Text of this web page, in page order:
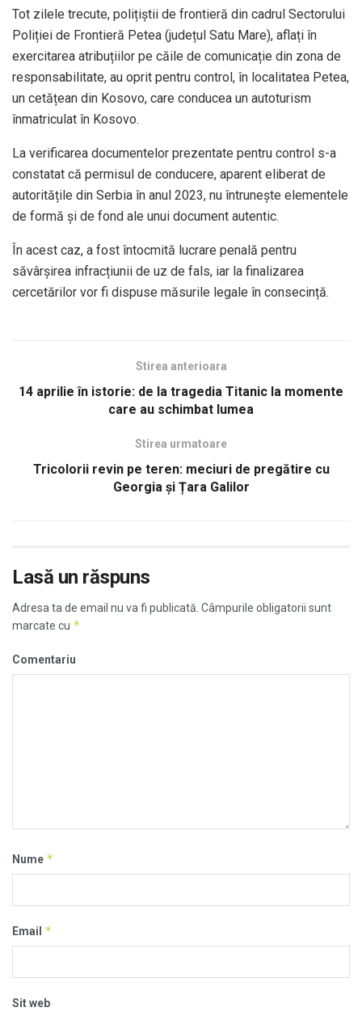
Tot zilele trecute, polițiștii de frontieră din cadrul Sectorului
Poliției de Frontieră Petea (județul Satu Mare), aflați în
exercitarea atribuțiilor pe căile de comunicație din zona de
responsabilitate, au oprit pentru control, în localitatea Petea,
un cetățean din Kosovo, care conducea un autoturism
înmatriculat în Kosovo.
La verificarea documentelor prezentate pentru control s-a
constatat că permisul de conducere, aparent eliberat de
autoritățile din Serbia în anul 2023, nu întrunește elementele
de formă și de fond ale unui document autentic.
În acest caz, a fost întocmită lucrare penală pentru
săvârșirea infracțiunii de uz de fals, iar la finalizarea
cercetărilor vor fi dispuse măsurile legale în consecință.
Stirea anterioara
14 aprilie în istorie: de la tragedia Titanic la momente
care au schimbat lumea
Stirea urmatoare
Tricolorii revin pe teren: meciuri de pregătire cu
Georgia și Țara Galilor
Lasă un răspuns
Adresa ta de email nu va fi publicată. Câmpurile obligatorii sunt
marcate cu *
Comentariu
Nume *
Email *
Sit web